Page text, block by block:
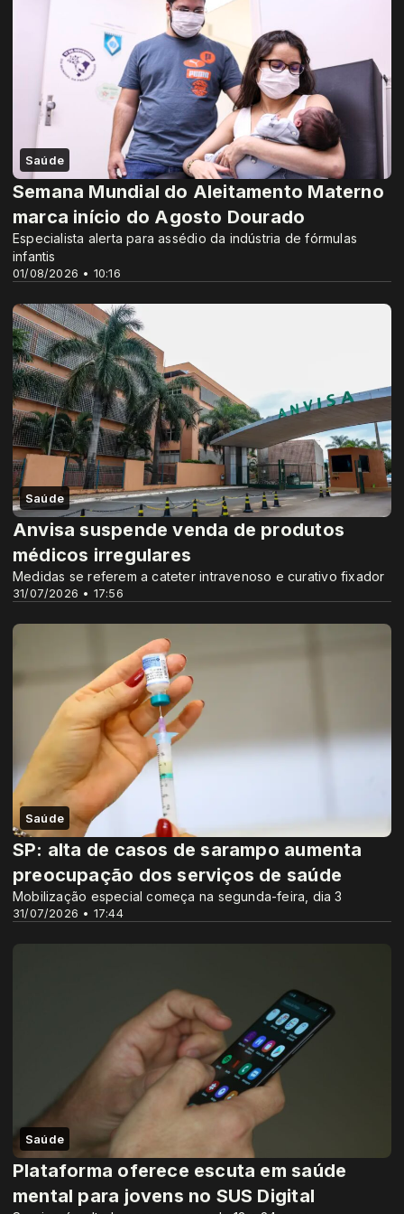
Saúde
01/08/2026 • 10:16
Semana Mundial do Aleitamento Materno
marca início do Agosto Dourado
Especialista alerta para assédio da indústria de fórmulas
infantis
Saúde
31/07/2026 • 17:56
Anvisa suspende venda de produtos
médicos irregulares
Medidas se referem a cateter intravenoso e curativo fixador
Saúde
31/07/2026 • 17:44
SP: alta de casos de sarampo aumenta
preocupação dos serviços de saúde
Mobilização especial começa na segunda-feira, dia 3
Saúde
Plataforma oferece escuta em saúde
mental para jovens no SUS Digital